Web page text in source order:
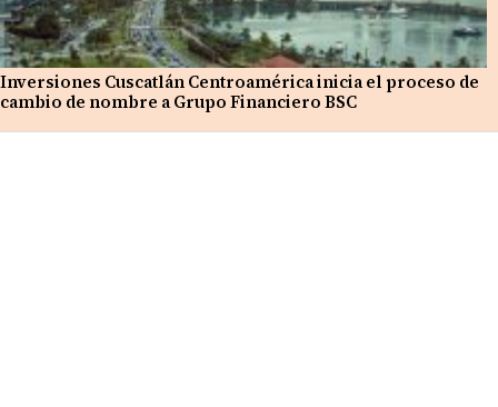
Inversiones Cuscatlán Centroamérica inicia el proceso de
cambio de nombre a Grupo Financiero BSC